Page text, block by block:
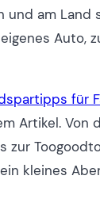
und am Land
Auto,
für
Artikel. Von
zur
kleines